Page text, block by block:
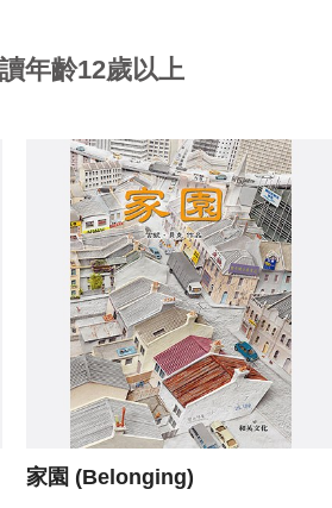
年齡12歲以上
家園 (Belonging)